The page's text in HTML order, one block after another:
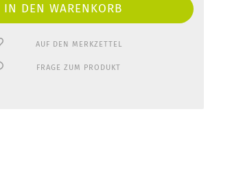
AUF DEN MERKZETTEL
FRAGE ZUM PRODUKT